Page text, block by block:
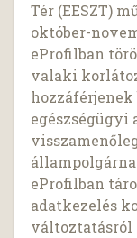
Tér (EESZT)
október-
eProfilban
valaki
egészségügyi
eProfilban
adatkezelés
változtatásról